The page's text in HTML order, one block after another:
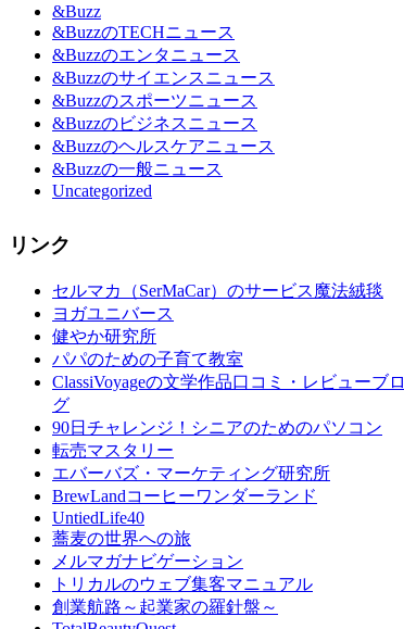
&Buzz
&BuzzのTECHニュース
&Buzzのエンタニュース
&Buzzのサイエンスニュース
&Buzzのスポーツニュース
&Buzzのビジネスニュース
&Buzzのヘルスケアニュース
&Buzzの一般ニュース
Uncategorized
リンク
セルマカ（SerMaCar）のサービス魔法絨毯
ヨガユニバース
健やか研究所
パパのための子育て教室
ClassiVoyageの文学作品口コミ・レビューブロ
グ
90日チャレンジ！シニアのためのパソコン
転売マスタリー
エバーバズ・マーケティング研究所
BrewLandコーヒーワンダーランド
UntiedLife40
蕎麦の世界への旅
メルマガナビゲーション
トリカルのウェブ集客マニュアル
創業航路～起業家の羅針盤～